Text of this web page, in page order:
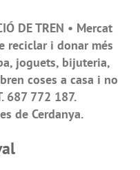
DE TREN • Mercat
reciclar i donar més
joguets, bijuteria,
coses a casa i no
687 772 187.
de Cerdanya.